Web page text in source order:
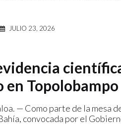
JULIO 23, 2026
en Topolobampo
— Como parte de la mesa
convocada por el